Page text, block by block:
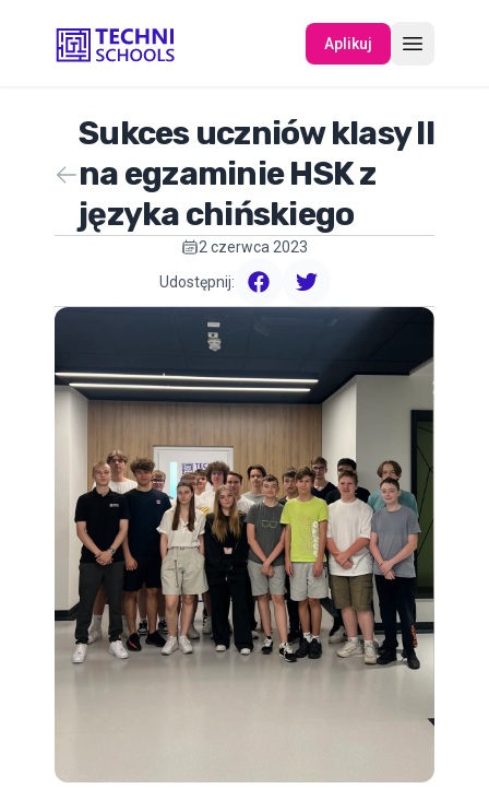
Aplikuj
O NAS
WYDARZENIA
POMOC
Sukces uczniów klasy II
na egzaminie HSK z
języka chińskiego
2 czerwca 2023
Udostępnij:
facebooktwitter